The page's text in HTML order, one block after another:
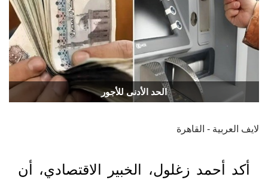
الحد الأدنى للأجور
لايف العربية - القاهرة
أكد أحمد زغلول، الخبير الاقتصادي، أن